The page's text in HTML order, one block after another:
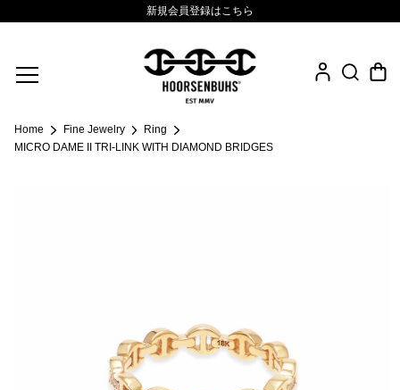
.925 Sterling
新規会員登録はこちら
Home Fine Jewelry
Ring
MICRO DAME II TRI-LINK WITH DIAMOND BRIDGES